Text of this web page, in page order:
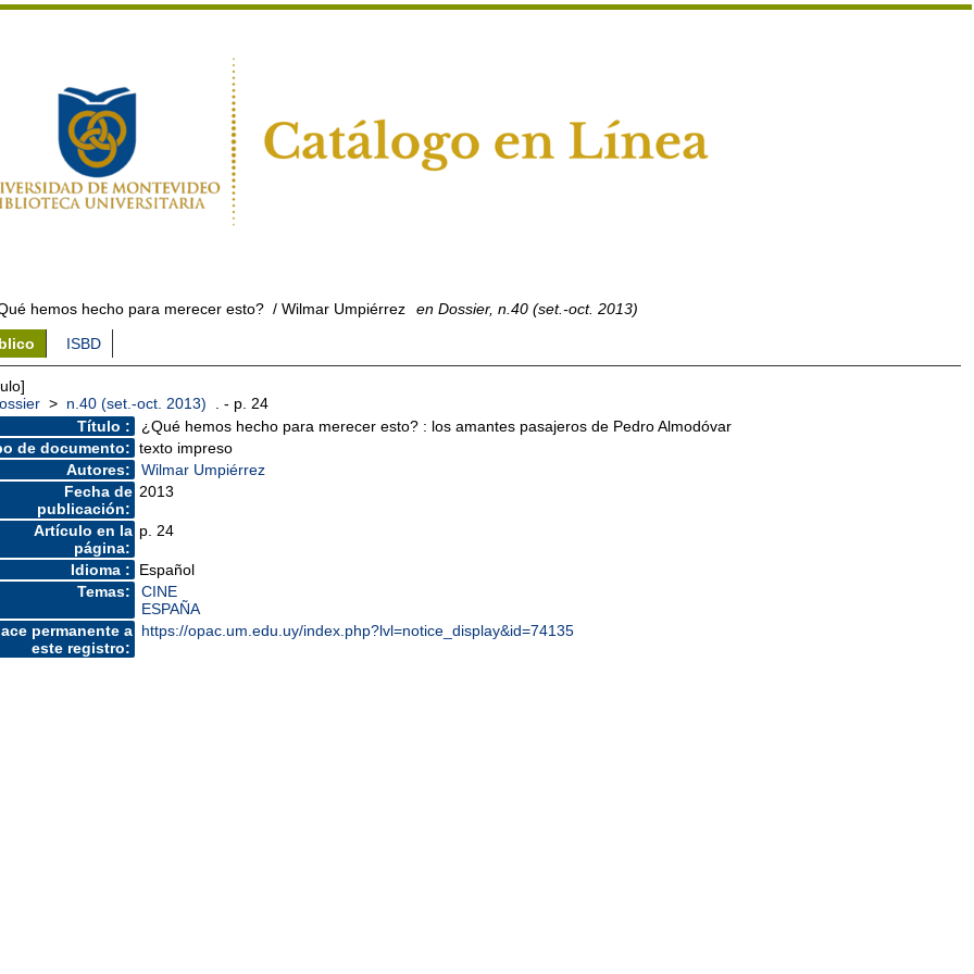
hemos hecho para merecer esto? / Wilmar Umpiérrez
en Dossier, n.40 (set.-oct. 2013)
ISBD
> n.40 (set.-oct. 2013)
. - p. 24
Título :
¿Qué hemos hecho para merecer esto? : los amantes pasajeros de Pedro Almodóvar
de documento: texto impreso
Autores:
Wilmar Umpiérrez
Fecha de
publicación:
2013
Artículo en la
página:
p. 24
Idioma :
Español
Temas:
CINE
ESPAÑA
permanente a
este registro:
https://opac.um.edu.uy/index.php?lvl=notice_display&id=74135